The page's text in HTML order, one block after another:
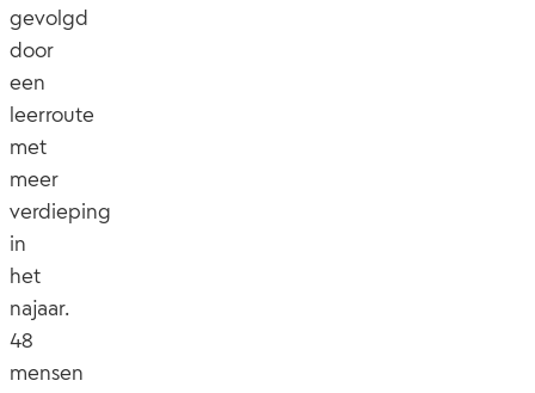
gevolgd
door
een
leerroute
met
meer
verdieping
in
het
najaar.
48
mensen